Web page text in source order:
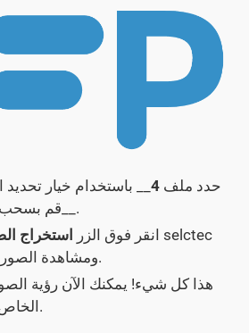
حدد ملف 4 __ باستخدام خيار
قم __.
انقر فوق الزر
استخراج
لتحميل ملف selctec
__ ومشاهدة الصور المستخرجة.
هذا كل شيء! يمكنك الآن رؤية
الخاص بك عبر الإنترنت.